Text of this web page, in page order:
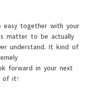
easy together with your
matter to be actually
understand. It kind of
forward in your next
of it!